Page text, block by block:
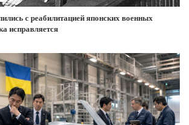
с реабилитацией японских военных
исправляется